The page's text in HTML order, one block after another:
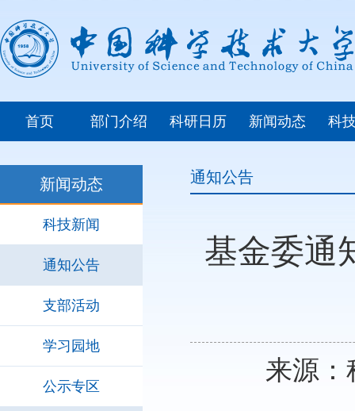
首页 部门介绍 科研日历 新闻动态 科
新闻动态
科技新闻
通知公告
支部活动
学习园地
公示专区
通知公告
基金委通
来源：